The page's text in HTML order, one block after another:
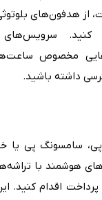
از هدفون‌های
کنید. سرویس‌های
مخصوص
داشته باشید.
پی، سامسونگ پی یا
اقدام کنید.